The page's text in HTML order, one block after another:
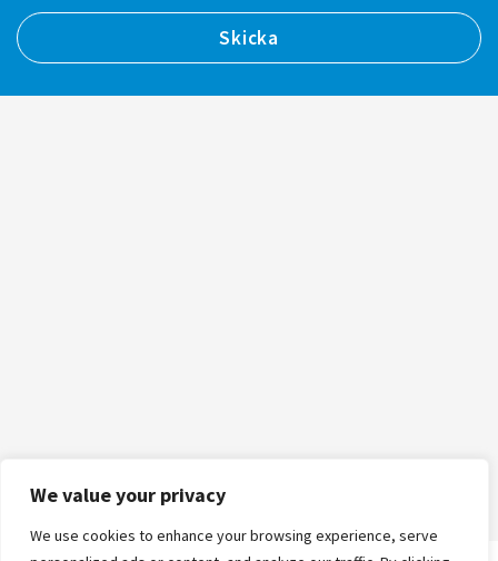
We value your privacy
We use cookies to enhance your browsing experience, serve